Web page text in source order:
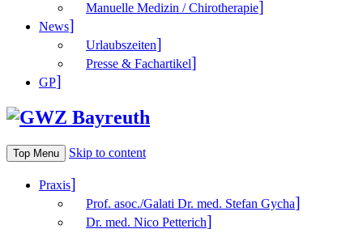
Manuelle Medizin / Chirotherapie
News
Urlaubszeiten
Presse & Fachartikel
GP
Top Menu Skip to content
Praxis
Prof. asoc./Galati Dr. med. Stefan Gycha
Dr. med. Nico Petterich